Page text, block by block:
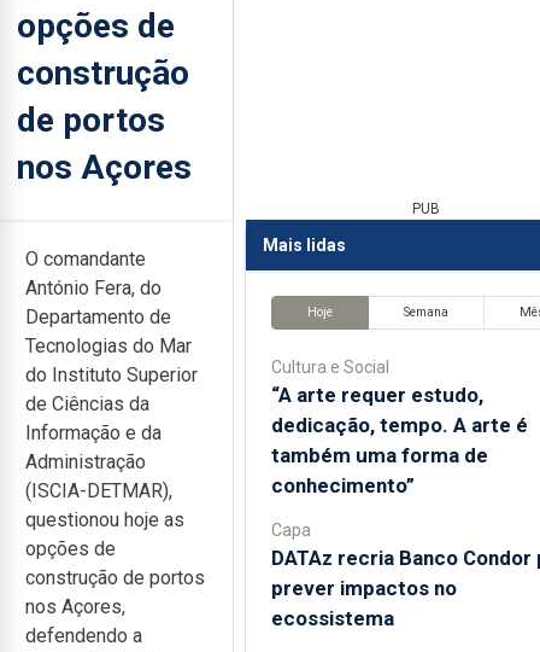
opções de
construção
de portos
nos Açores
O comandante
António Fera, do
Departamento de
Tecnologias do Mar
do Instituto Superior
de Ciências da
Informação e da
Administração
(ISCIA-DETMAR),
questionou hoje as
opções de
construção de portos
nos Açores,
defendendo a
PUB
Mais lidas
Hoje Semana
Cultura e Social
“A arte requer estudo,
dedicação, tempo. A arte é
também uma forma de
conhecimento”
Capa
DATAz recria Banco Condor
prever impactos no
ecossistema